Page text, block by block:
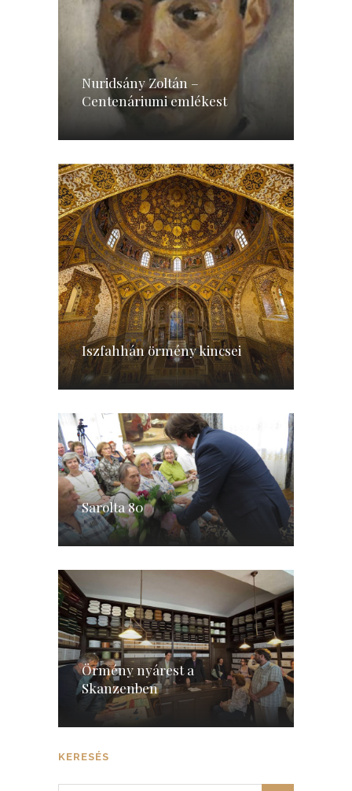
Nuridsány Zoltán –
Centenáriumi emlékest
Iszfahhán örmény kincsei
Sarolta 80
Örmény nyárest a
Skanzenben
KERESÉS